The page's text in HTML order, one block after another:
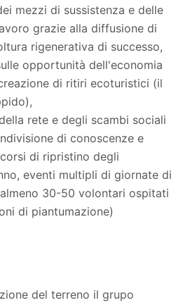
mezzi di sussistenza e delle
grazie alla diffusione di
rigenerativa di successo,
opportunità dell'economia
di ritiri ecoturistici (il
rete e degli scambi sociali
di conoscenze e
di ripristino degli
eventi multipli di giornate di
30-50 volontari ospitati
di piantumazione)
del terreno il grupo